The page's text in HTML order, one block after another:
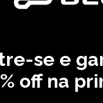
adipisicing
magni ipsum
incidunt
cupiditate
se e
off na